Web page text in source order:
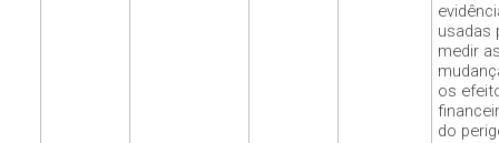
usadas
medir
os
do